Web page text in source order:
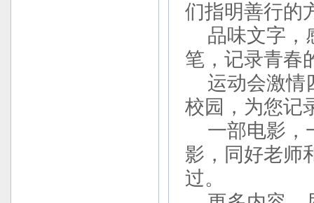
们指明善行的
品味文字，
笔，记录青春
运动会激情
校园，为您记
一部电影，
影，同好老师
过。